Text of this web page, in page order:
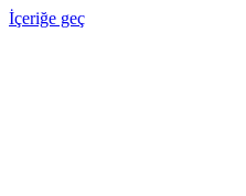
İçeriğe geç